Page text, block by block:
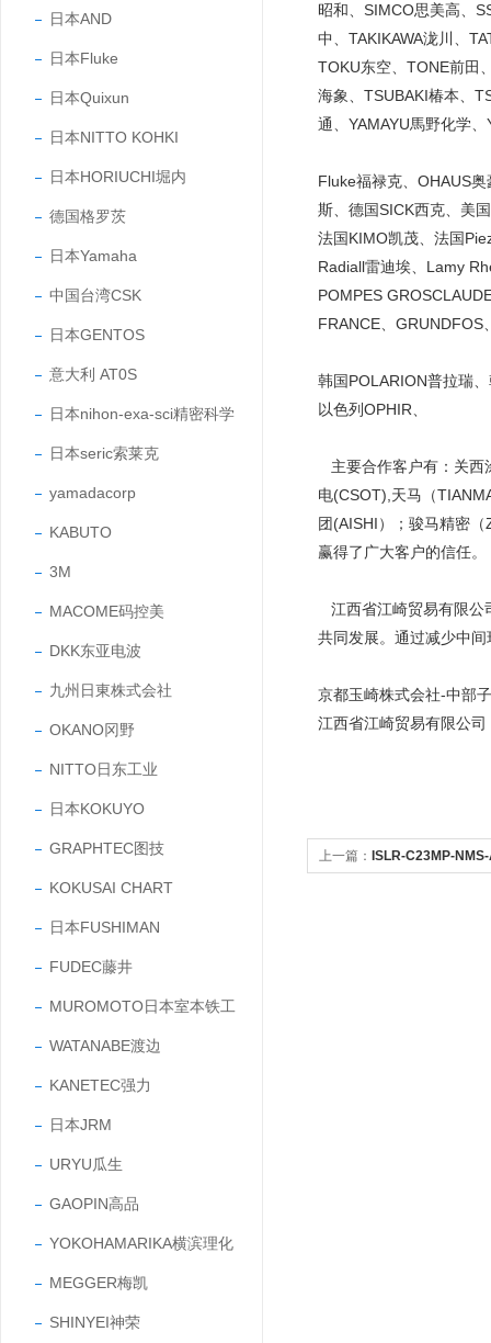
日本AND
日本Fluke
日本Quixun
日本NITTO KOHKI
日本HORIUCHI堀内
德国格罗茨
日本Yamaha
中国台湾CSK
日本GENTOS
意大利 AT0S
日本nihon-exa-sci精密科学
日本seric索莱克
yamadacorp
KABUTO
3M
MACOME码控美
DKK东亚电波
九州日東株式会社
OKANO冈野
NITTO日东工业
日本KOKUYO
GRAPHTEC图技
KOKUSAI CHART
日本FUSHIMAN
FUDEC藤井
MUROMOTO日本室本铁工
WATANABE渡边
KANETEC强力
日本JRM
URYU瓜生
GAOPIN高品
YOKOHAMARIKA横滨理化
MEGGER梅凯
SHINYEI神荣
昭和、SIMCO思美高、
中、TAKIKAWA泷川、
TOKU东空、TONE前田
海象、TSUBAKI椿本、
通、YAMAYU馬野化学
Fluke福禄克、OHAUS
斯、德国SICK西克、美
法国KIMO凯茂、法国
Radiall雷迪埃、Lamy
POMPES
FRANCE、GRUNDFOS
韩国POLARION普拉瑞
以色列OPHIR、
主要合作客户有：关西
电(CSOT),天马（
团(AISHI）；骏马精密
赢得了广大客户的信任
江西省江崎贸易有限公
共同发展。通过减少中
京都玉崎株式会社-中部
江西省江崎贸易有限公司
上一篇： ISLR-C23MP-